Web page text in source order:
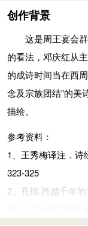
1、徐培均等．先秦
呦（yōu）呦：鹿的
周行（háng）：大
蒿：又叫青蒿、香
德音：美好的品德声
视：同“示”。恌：同
则：法则，楷模，
创作背景
这是周王宴会群
的看法，邓庆红从
的成诗时间当在西
念及宗族团结”的美
描绘。
参考资料：
1、王秀梅译注．诗
323-325
2、孔镭.跨越千年
音[J].临沧师范高等